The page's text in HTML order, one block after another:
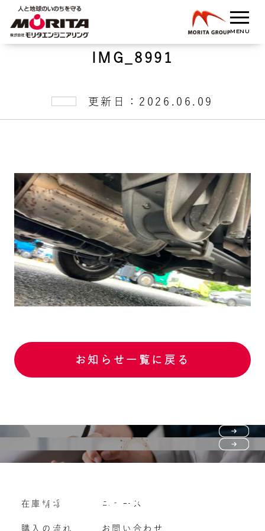
IMG_8991
更新日：2026.06.09
お知らせ一覧に戻る
購入の流れ
よくいただくご質問
Vehicle purchase
車両買い取り
在庫情報
購入の流れ
ニュース
お問い合わせ